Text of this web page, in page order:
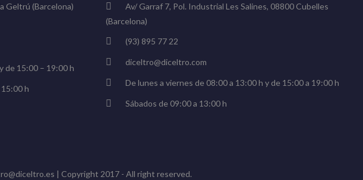
Geltrú (Barcelona)
de 15:00 – 19:00 h
h
Av/ Garraf 7, Pol. Industrial Les Salines, 08800 Cubelles
(Barcelona)
(93) 895 77 22
diceltro@diceltro.com
De lunes a viernes de 08:00 a 13:00 h y de 15:00 a 19:00 h
Sábados de 09:00 a 13:00 h
| Copyright 2017 - All right reserved.